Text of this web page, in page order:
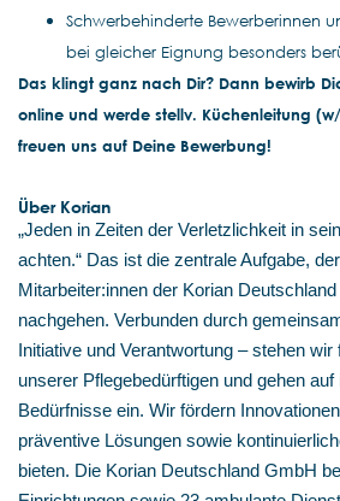
Schwerbehinderte Bewerberinnen
bei gleicher Eignung besonders
Das klingt ganz nach Dir? Dann bewirb
online und werde stellv. Küchenleitung
freuen uns auf Deine Bewerbung!
Über Korian
„Jeden in Zeiten der Verletzlichkeit in
achten.“ Das ist die zentrale Aufgabe,
Mitarbeiter:innen der Korian
nachgehen. Verbunden durch
Initiative und Verantwortung – stehen
unserer Pflegebedürftigen und gehen auf
Bedürfnisse ein. Wir fördern
präventive Lösungen sowie
bieten. Die Korian Deutschland GmbH